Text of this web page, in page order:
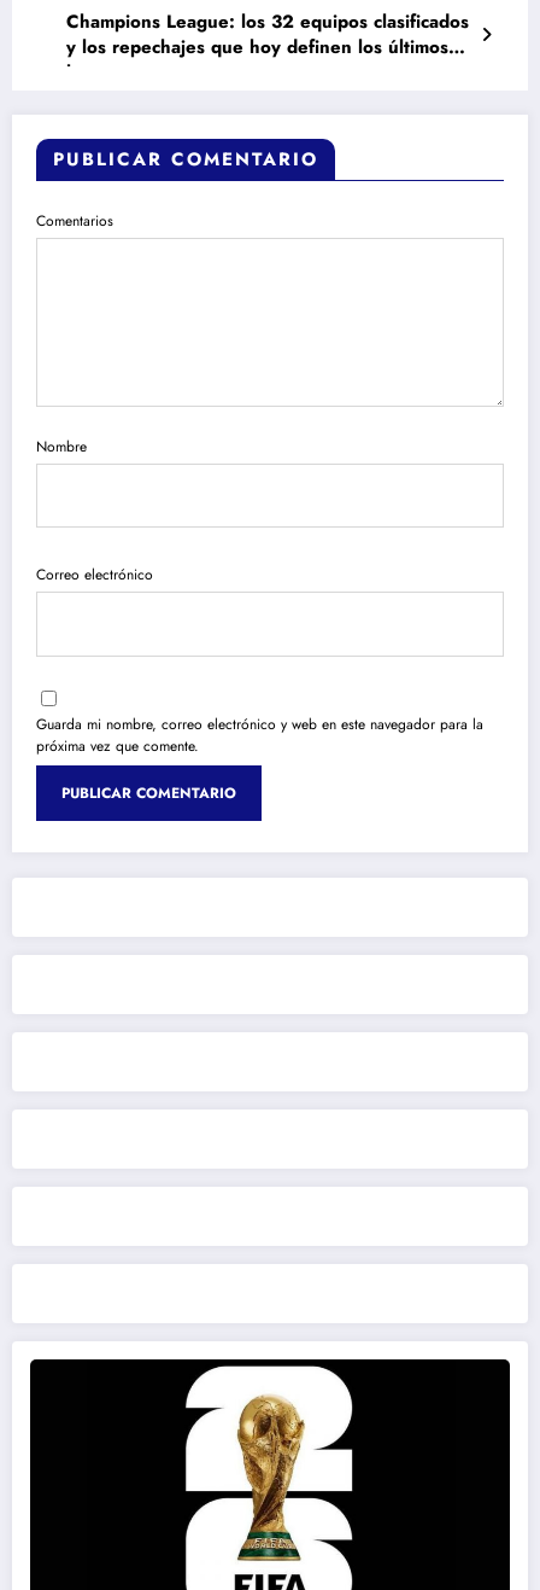
Champions League: los 32 equipos clasificados
y los repechajes que hoy definen los últimos
lugares
PUBLICAR COMENTARIO
Comentarios
Nombre
Correo electrónico
Guarda mi nombre, correo electrónico y web en este navegador para la
próxima vez que comente.